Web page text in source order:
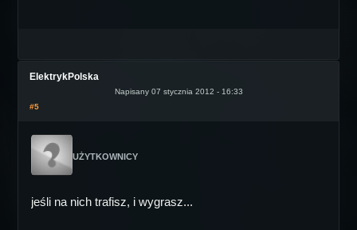
ElektrykPolska
Napisany 07 stycznia 2012 - 16:33
#5
UŻYTKOWNICY
jeśli na nich trafisz, i wygrasz...